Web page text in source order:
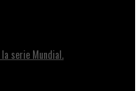
serie Mundial.